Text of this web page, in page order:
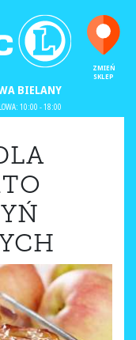
ZMIEŃ
SKLEP
BIELANY
10:00 - 18:00